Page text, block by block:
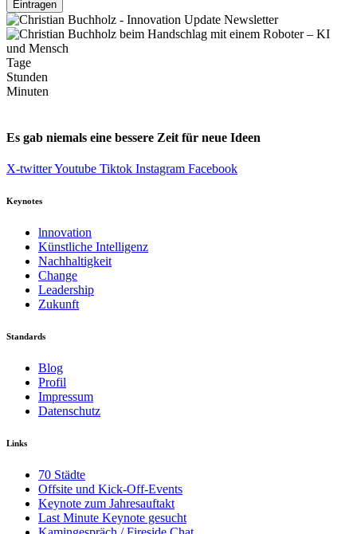
Eintragen
Tage
Stunden
Minuten
Es gab niemals eine bessere Zeit für neue Ideen
X-twitterYoutube Tiktok Instagram Facebook
Keynotes
lnnovation
Künstliche Intelligenz
Nachhaltigkeit
Change
Leadership
Zukunft
Standards
Blog
Profil
Impressum
Datenschutz
Links
70 Städte
Offsite und Kick-Off-Events
Keynote zum Jahresauftakt
Last Minute Keynote gesucht